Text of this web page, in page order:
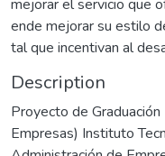
mejorar el servicio que
ende mejorar su estilo
tal que incentivan al
Description
Proyecto de
Empresas) Instituto